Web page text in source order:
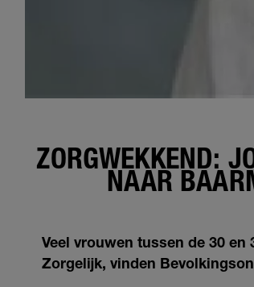
ZORGWEKKEND:
NAAR
Veel vrouwen tussen de 30
Zorgelijk, vinden